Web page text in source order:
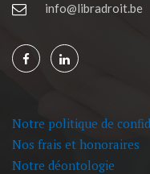
info@libradroit.be
Notre politique de
Nos frais et honoraires
Notre déontologie